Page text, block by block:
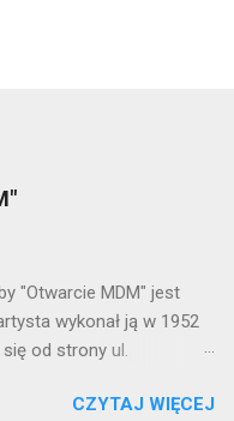
"Otwarcie MDM" jest
wykonał ją w 1952
się od strony ul.
inwestycjiCZYTAJ WIĘCEJ